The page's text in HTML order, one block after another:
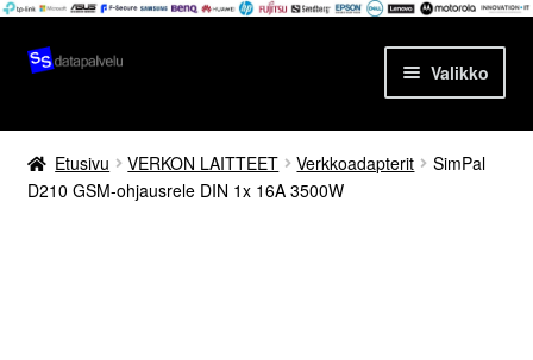
Siirry
Siirry
Valikko
Etusivu
Tuotteet
Etusivu VERKON LAITTEET Verkkoadapterit
SimPal
D210 GSM-ohjausrele DIN 1x 16A 3500W